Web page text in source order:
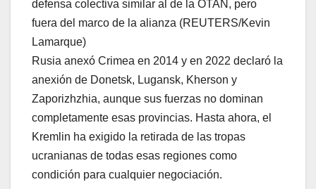
defensa colectiva similar al de la OTAN, pero
fuera del marco de la alianza (REUTERS/Kevin
Lamarque)
Rusia anexó Crimea en 2014 y en 2022 declaró la
anexión de Donetsk, Lugansk, Kherson y
Zaporizhzhia, aunque sus fuerzas no dominan
completamente esas provincias. Hasta ahora, el
Kremlin ha exigido la retirada de las tropas
ucranianas de todas esas regiones como
condición para cualquier negociación.